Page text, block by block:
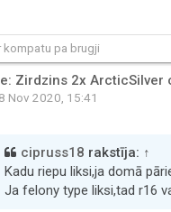
kompatu pa brugji
Zirdzins 2x ArcticSilver
Nov 2020, 15:41
cipruss18 rakstīja: ↑
Kadu riepu liksi,ja domā
Ja felony type liksi,tad r16